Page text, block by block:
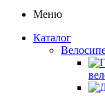
Меню
Каталог